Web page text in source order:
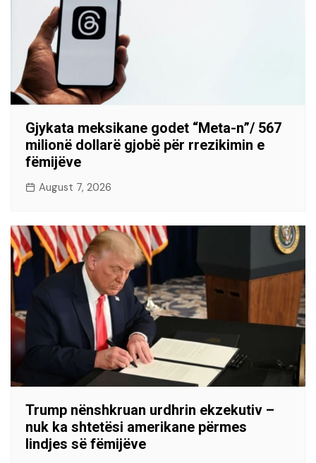
Gjykata meksikane godet “Meta-n”/ 567
milionë dollarë gjobë për rrezikimin e
fëmijëve
August 7, 2026
Trump nënshkruan urdhrin ekzekutiv –
nuk ka shtetësi amerikane përmes
lindjes së fëmijëve